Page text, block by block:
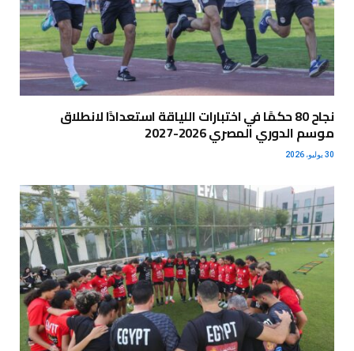
نجاح 80 حكمًا في اختبارات اللياقة استعدادًا لانطلاق
موسم الدوري المصري 2026-2027
30 يوليو، 2026